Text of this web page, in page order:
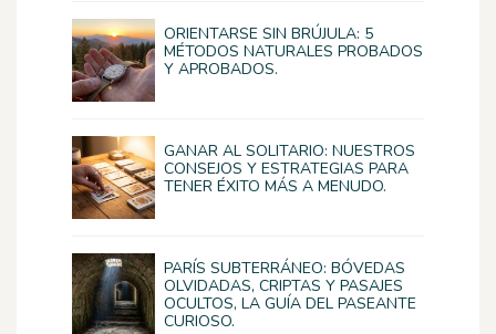
ORIENTARSE SIN BRÚJULA: 5
MÉTODOS NATURALES PROBADOS
Y APROBADOS.
GANAR AL SOLITARIO: NUESTROS
CONSEJOS Y ESTRATEGIAS PARA
TENER ÉXITO MÁS A MENUDO.
PARÍS SUBTERRÁNEO: BÓVEDAS
OLVIDADAS, CRIPTAS Y PASAJES
OCULTOS, LA GUÍA DEL PASEANTE
CURIOSO.